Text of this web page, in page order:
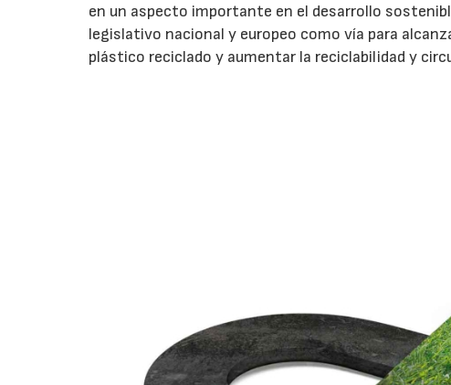
en un aspecto importante en el desarrollo
legislativo nacional y europeo como vía para
plástico reciclado y aumentar la reciclabilidad y